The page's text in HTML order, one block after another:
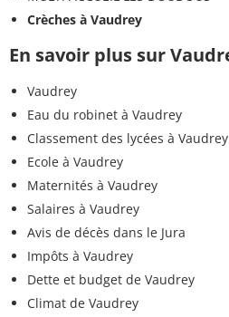
Crèches à Vaudrey
En savoir plus sur
Vaudrey
Eau du robinet à Vaudrey
Classement des lycées à Vaudrey
Ecole à Vaudrey
Maternités à Vaudrey
Salaires à Vaudrey
Avis de décès dans le Jura
Impôts à Vaudrey
Dette et budget de Vaudrey
Climat de Vaudrey